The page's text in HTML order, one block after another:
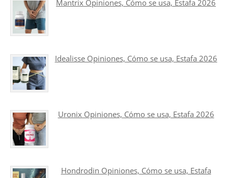
Mantrix Opiniones, Cómo se usa, Estafa 2026
Idealisse Opiniones, Cómo se usa, Estafa 2026
Uronix Opiniones, Cómo se usa, Estafa 2026
Hondrodin Opiniones, Cómo se usa, Estafa